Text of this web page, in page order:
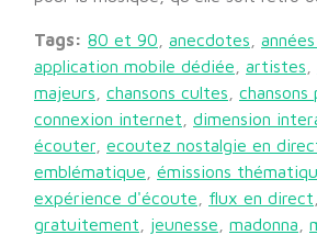
Tags: 80 et 90 anecdotes
application mobile dédiée
artistes
majeurs
chansons cultes chansons
connexion internet
dimension
écouter ecoutez nostalgie en
emblématique
émissions
expérience d'écoute
flux en direct
gratuitement
jeunesse madonna